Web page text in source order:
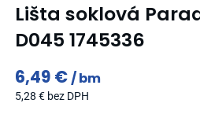
Lišta soklová
D045 1745336
6,49 € bm
5,28 € bez DPH